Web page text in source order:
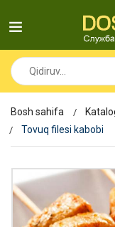
Bosh sahifa
Tovuq filesi kabobi